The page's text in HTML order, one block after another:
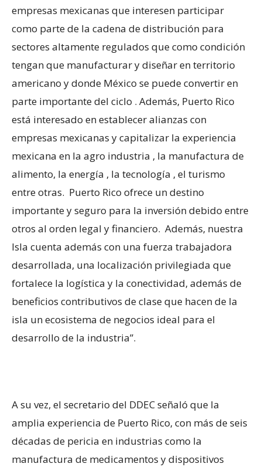
empresas mexicanas que interesen participar
como parte de la cadena de distribución para
sectores altamente regulados que como condición
tengan que manufacturar y diseñar en territorio
americano y donde México se puede convertir en
parte importante del ciclo . Además, Puerto Rico
está interesado en establecer alianzas con
empresas mexicanas y capitalizar la experiencia
mexicana en la agro industria , la manufactura de
alimento, la energía , la tecnología , el turismo
entre otras. Puerto Rico ofrece un destino
importante y seguro para la inversión debido entre
otros al orden legal y financiero. Además, nuestra
Isla cuenta además con una fuerza trabajadora
desarrollada, una localización privilegiada que
fortalece la logística y la conectividad, además de
beneficios contributivos de clase que hacen de la
isla un ecosistema de negocios ideal para el
desarrollo de la industria”.
A su vez, el secretario del DDEC señaló que la
amplia experiencia de Puerto Rico, con más de seis
décadas de pericia en industrias como la
manufactura de medicamentos y dispositivos